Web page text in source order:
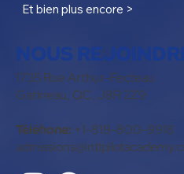
Et bien plus encore >
NOUS
1735 Rue Arthur-Fecteau
Gatineau, QC, J8R 2Z9
Téléhone: +1-819-800-9918